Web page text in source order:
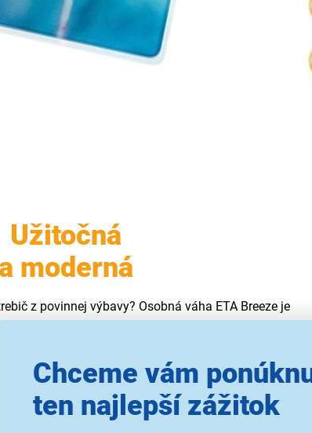
Chceme vám
ten najlepší zážitok
Užitočná
moderná
z povinnej výbavy? Osobná váha ETA Breeze je
pomocou budete mať hmotnosť pod kontrolou.
LCD displejuju navyše nemusíte skrývať.